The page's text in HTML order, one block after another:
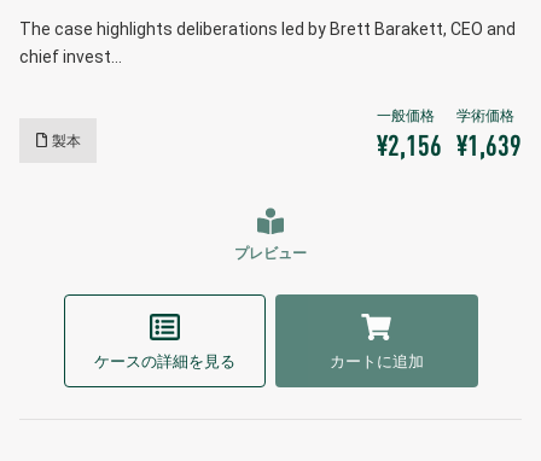
The case highlights deliberations led by Brett Barakett, CEO and
chief invest…
製本 ¥2,156 ¥1,639
プレビュー
ケースの詳細を見る カートに追加